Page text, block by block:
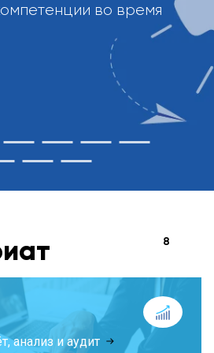
во время
анализ и аудит